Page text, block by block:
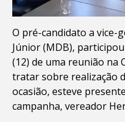
O pré-candidato a vice-
Júnior (MDB),
(12) de uma reunião na
tratar sobre realização
ocasião, esteve
campanha, vereador